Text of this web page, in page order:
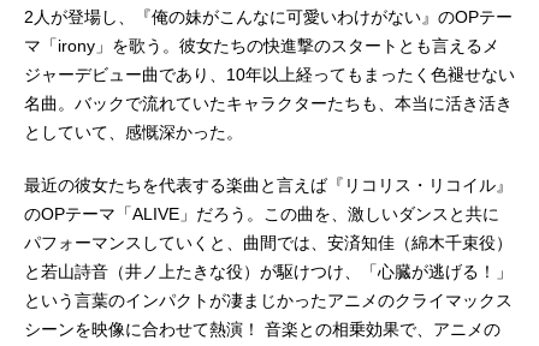
2人が登場し、『俺の妹がこんなに可愛いわけがない』のOPテー
マ「irony」を歌う。彼女たちの快進撃のスタートとも言えるメ
ジャーデビュー曲であり、10年以上経ってもまったく色褪せない
名曲。バックで流れていたキャラクターたちも、本当に活き活き
としていて、感慨深かった。
最近の彼女たちを代表する楽曲と言えば『リコリス・リコイル』
のOPテーマ「ALIVE」だろう。この曲を、激しいダンスと共に
パフォーマンスしていくと、曲間では、安済知佳（綿木千束役）
と若山詩音（井ノ上たきな役）が駆けつけ、「心臓が逃げる！」
という言葉のインパクトが凄まじかったアニメのクライマックス
シーンを映像に合わせて熱演！ 音楽との相乗効果で、アニメの